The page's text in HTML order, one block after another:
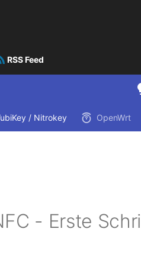
RSS Feed
/ Nitrokey OpenWrt
- Erste